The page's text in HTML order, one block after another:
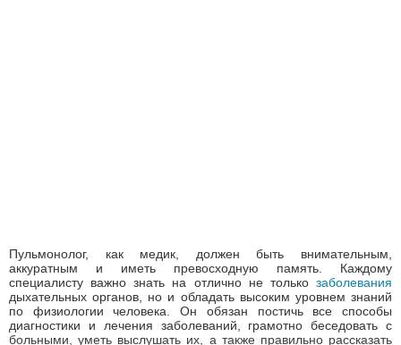
Пульмонолог, как медик, должен быть внимательным,
аккуратным и иметь превосходную память. Каждому
специалисту важно знать на отлично не только заболевания
дыхательных органов, но и обладать высоким уровнем знаний
по физиологии человека. Он обязан постичь все способы
диагностики и лечения заболеваний, грамотно беседовать с
больными, уметь выслушать их, а также правильно рассказать